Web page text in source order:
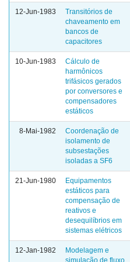
12-Jun-1983
Transitórios de
chaveamento em
bancos de
capacitores
10-Jun-1983
Cálculo de
harmônicos
trifásicos gerados
por conversores e
compensadores
estáticos
8-Mai-1982
Coordenação de
isolamento de
subsestações
isoladas a SF6
21-Jun-1980
Equipamentos
estáticos para
compensação de
reativos e
desequilíbrios em
sistemas elétricos
12-Jan-1982
Modelagem e
simulação de fluxo